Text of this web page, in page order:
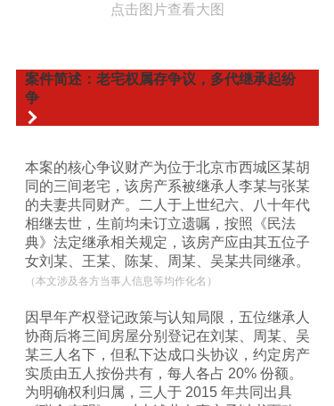
点击图片查看大图
案件简述：老宅权属存争议，多代继承起纷
争
本案的核心争议财产为位于北京市西城区某胡
同的三间老宅，该房产系被继承人李某与张某
的夫妻共同财产。二人于上世纪六、八十年代
相继去世，生前均未订立遗嘱，按照《民法
典》法定继承相关规定，该房产应由其五位子
女刘某、王某、陈某、周某、吴某共同继承。
（本文涉及各方当事人信息等均作化名）
因早年产权登记政策与认知局限，五位继承人
协商后将三间房屋分别登记在刘某、周某、吴
某三人名下，但私下达成口头协议，约定房产
实质由五人按份共有，每人各占 20% 份额。
为明确权利归属，三人于 2015 年共同出具